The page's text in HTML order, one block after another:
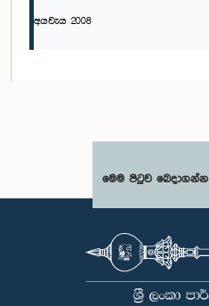
අයවැය 2008
මෙම පිටුව බෙදාගන්න